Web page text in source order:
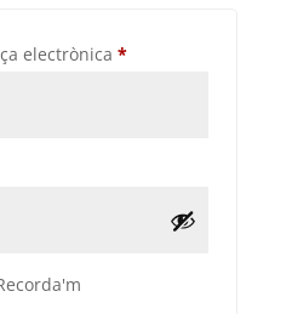
electrònica *Obligatori